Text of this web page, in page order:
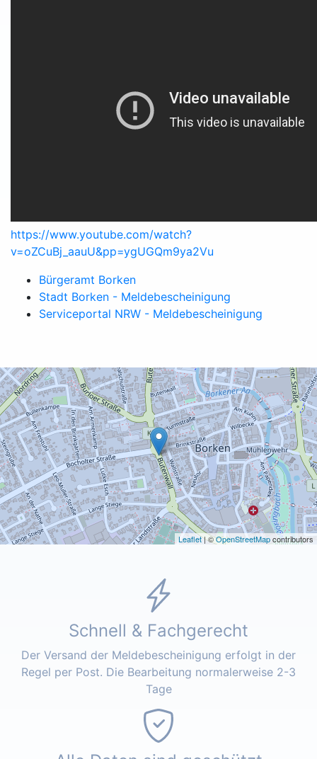
https://www.youtube.com/watch?
v=oZCuBj_aauU&pp=ygUGQm9ya2Vu
Bürgeramt Borken
Stadt Borken - Meldebescheinigung
Serviceportal NRW - Meldebescheinigung
Leaflet| ©OpenStreetMapcontributors
Schnell & Fachgerecht
Der Versand der Meldebescheinigung erfolgt in der
Regel per Post. Die Bearbeitung normalerweise 2-3
Tage